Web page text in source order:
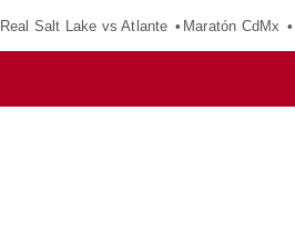
Real Salt Lake vs Atlante Maratón CdMx